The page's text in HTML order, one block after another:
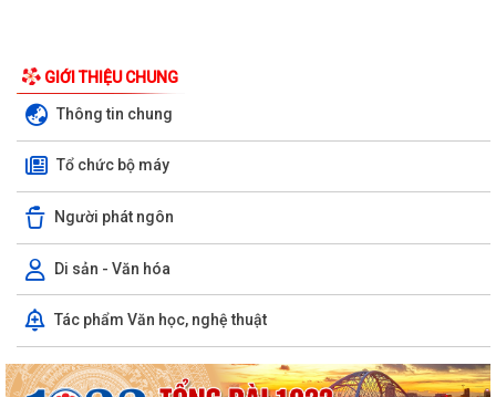
GIỚI THIỆU CHUNG
Thông tin chung
Tổ chức bộ máy
Người phát ngôn
Di sản - Văn hóa
Tác phẩm Văn học, nghệ thuật